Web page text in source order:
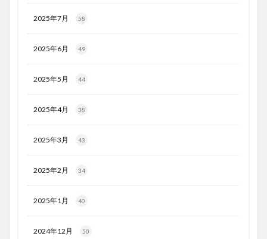
2025年7月 58
2025年6月 49
2025年5月 44
2025年4月 38
2025年3月 43
2025年2月 34
2025年1月 40
2024年12月 50